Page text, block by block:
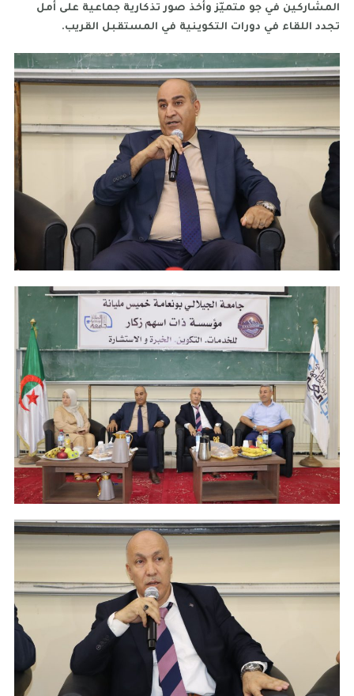
المشاركين في جو متميّز وأخذ صور تذكارية جماعية على أمل
تجدد اللقاء في دورات التكوينية في المستقبل القريب.